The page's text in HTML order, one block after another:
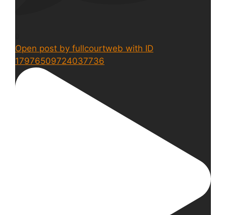
Open post by fullcourtweb with ID
17976509724037736